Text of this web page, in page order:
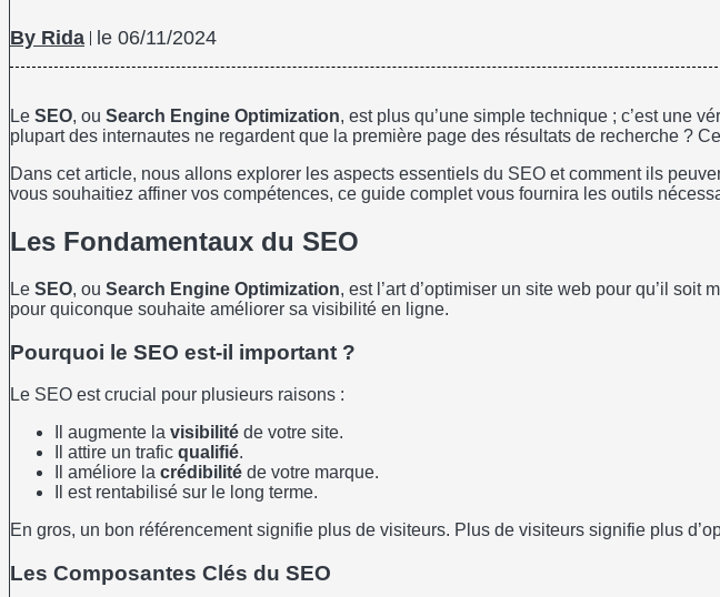
Rida le 06/11/2024
Le SEO, ou Search Engine Optimization, est plus qu’une simple technique ; c’est une
plupart des internautes ne regardent que la première page des résultats de recherche ?
Dans cet article, nous allons explorer les aspects essentiels du SEO et comment ils
vous souhaitiez affiner vos compétences, ce guide complet vous fournira les outils
Les Fondamentaux du SEO
Le SEO, ou Search Engine Optimization, est l’art d’optimiser un site web pour qu’il
pour quiconque souhaite améliorer sa visibilité en ligne.
Pourquoi le SEO est-il important ?
Le SEO est crucial pour plusieurs raisons :
Il augmente la visibilité de votre site.
Il attire un trafic qualifié.
Il améliore la crédibilité de votre marque.
Il est rentabilisé sur le long terme.
En gros, un bon référencement signifie plus de visiteurs. Plus de visiteurs signifie plus
Les Composantes Clés du SEO